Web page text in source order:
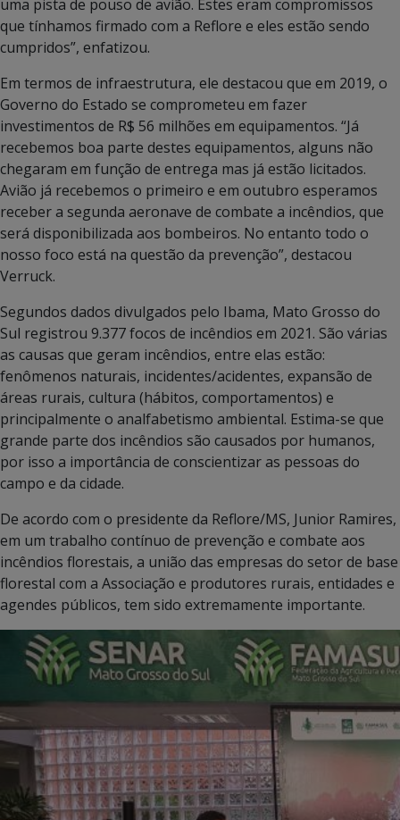
uma pista de pouso de avião. Estes eram compromissos
que tínhamos firmado com a Reflore e eles estão sendo
cumpridos”, enfatizou.
Em termos de infraestrutura, ele destacou que em 2019, o
Governo do Estado se comprometeu em fazer
investimentos de R$ 56 milhões em equipamentos. “Já
recebemos boa parte destes equipamentos, alguns não
chegaram em função de entrega mas já estão licitados.
Avião já recebemos o primeiro e em outubro esperamos
receber a segunda aeronave de combate a incêndios, que
será disponibilizada aos bombeiros. No entanto todo o
nosso foco está na questão da prevenção”, destacou
Verruck.
Segundos dados divulgados pelo Ibama, Mato Grosso do
Sul registrou 9.377 focos de incêndios em 2021. São várias
as causas que geram incêndios, entre elas estão:
fenômenos naturais, incidentes/acidentes, expansão de
áreas rurais, cultura (hábitos, comportamentos) e
principalmente o analfabetismo ambiental. Estima-se que
grande parte dos incêndios são causados por humanos,
por isso a importância de conscientizar as pessoas do
campo e da cidade.
De acordo com o presidente da Reflore/MS, Junior Ramires,
em um trabalho contínuo de prevenção e combate aos
incêndios florestais, a união das empresas do setor de base
florestal com a Associação e produtores rurais, entidades e
agendes públicos, tem sido extremamente importante.